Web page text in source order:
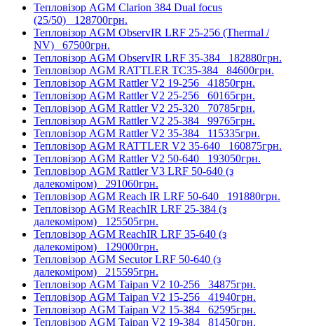
Тепловізор AGM Clarion 384 Dual focus
(25/50) 128700грн.
Тепловізор AGM ObservIR LRF 25-256 (Thermal /
NV) 67500грн.
Тепловізор AGM ObservIR LRF 35-384 182880грн.
Тепловізор AGM RATTLER TC35-384 84600грн.
Тепловізор AGM Rattler V2 19-256 41850грн.
Тепловізор AGM Rattler V2 25-256 60165грн.
Тепловізор AGM Rattler V2 25-320 70785грн.
Тепловізор AGM Rattler V2 25-384 99765грн.
Тепловізор AGM Rattler V2 35-384 115335грн.
Тепловізор AGM RATTLER V2 35-640 160875грн.
Тепловізор AGM Rattler V2 50-640 193050грн.
Тепловізор AGM Rattler V3 LRF 50-640 (з
далекоміром) 291060грн.
Тепловізор AGM Reach IR LRF 50-640 191880грн.
Тепловізор AGM ReachIR LRF 25-384 (з
далекоміром) 125505грн.
Тепловізор AGM ReachIR LRF 35-640 (з
далекоміром) 129000грн.
Тепловізор AGM Secutor LRF 50-640 (з
далекоміром) 215595грн.
Тепловізор AGM Taipan V2 10-256 34875грн.
Тепловізор AGM Taipan V2 15-256 41940грн.
Тепловізор AGM Taipan V2 15-384 62595грн.
Тепловізор AGM Taipan V2 19-384 81450грн.